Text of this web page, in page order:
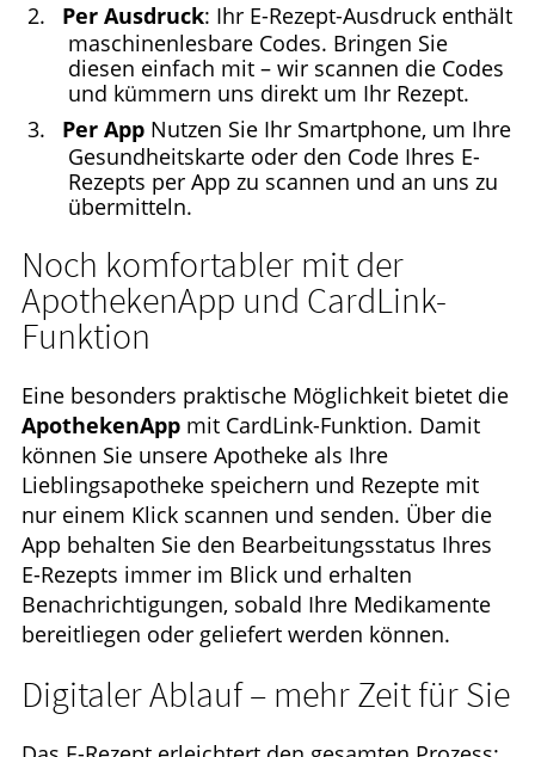
Per Ausdruck: Ihr E-Rezept-Ausdruck enthält
maschinenlesbare Codes. Bringen Sie
diesen einfach mit – wir scannen die Codes
und kümmern uns direkt um Ihr Rezept.
Per App Nutzen Sie Ihr Smartphone, um Ihre
Gesundheitskarte oder den Code Ihres E-
Rezepts per App zu scannen und an uns zu
übermitteln.
Noch komfortabler mit der
ApothekenApp und CardLink-
Funktion
Eine besonders praktische Möglichkeit bietet die
ApothekenApp mit CardLink-Funktion. Damit
können Sie unsere Apotheke als Ihre
Lieblingsapotheke speichern und Rezepte mit
nur einem Klick scannen und senden. Über die
App behalten Sie den Bearbeitungsstatus Ihres
E-Rezepts immer im Blick und erhalten
Benachrichtigungen, sobald Ihre Medikamente
bereitliegen oder geliefert werden können.
Digitaler Ablauf – mehr Zeit für Sie